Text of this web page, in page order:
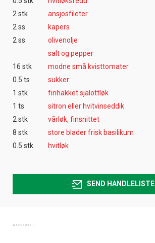
2 stk
ansjosfileter
2 ss
kapers
2 ss
olivenolje
salt og pepper
16 stk
modne små kvisttomater
0.5 ts
sukker
1 stk
finhakket sjalottløk
1 ts
sitron eller hvitvinseddik
2 stk
vårløk, finsnittet
8 stk
store blader frisk basilikum
0.5 stk
hvitløk
SEND HANDLELISTE